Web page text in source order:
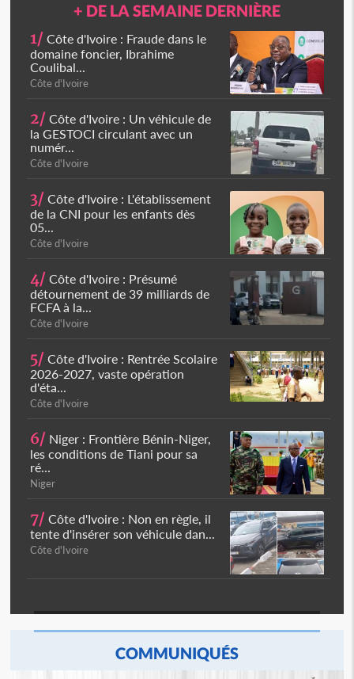
+ DE LA SEMAINE DERNIÈRE
1/ Côte d'Ivoire : Fraude dans le
domaine foncier, Ibrahime
Coulibal...
Côte d'Ivoire
2/ Côte d'Ivoire : Un véhicule de
la GESTOCI circulant avec un
numér...
Côte d'Ivoire
3/ Côte d'Ivoire : L'établissement
de la CNI pour les enfants dès
05...
Côte d'Ivoire
4/ Côte d'Ivoire : Présumé
détournement de 39 milliards de
FCFA à la...
Côte d'Ivoire
5/ Côte d'Ivoire : Rentrée Scolaire
2026-2027, vaste opération
d'éta...
Côte d'Ivoire
6/ Niger : Frontière Bénin-Niger,
les conditions de Tiani pour sa
ré...
Niger
7/ Côte d'Ivoire : Non en règle, il
tente d'insérer son véhicule dan...
Côte d'Ivoire
COMMUNIQUÉS